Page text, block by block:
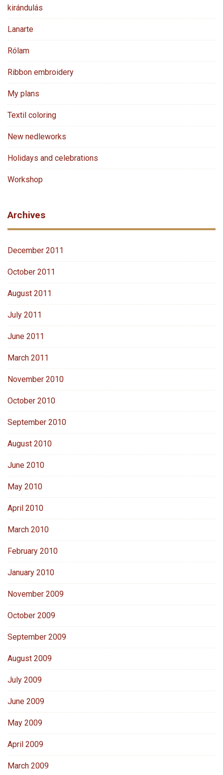
kirándulás
Lanarte
Rólam
Ribbon embroidery
My plans
Textil coloring
New nedleworks
Holidays and celebrations
Workshop
Archives
December 2011
October 2011
August 2011
July 2011
June 2011
March 2011
November 2010
October 2010
September 2010
August 2010
June 2010
May 2010
April 2010
March 2010
February 2010
January 2010
November 2009
October 2009
September 2009
August 2009
July 2009
June 2009
May 2009
April 2009
March 2009